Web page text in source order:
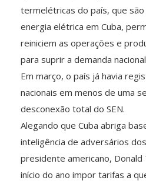
termelétricas do país, que
energia elétrica em Cuba,
reiniciem as operações e
para suprir a demanda
Em março, o país já havia
nacionais em menos de uma
desconexão total do SEN.
Alegando que Cuba abriga
inteligência de adversários
presidente americano, Donald
início do ano impor tarifas a